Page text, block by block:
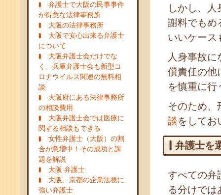
弁護士で大阪の民事事件
が得意な法律事務所
大阪の法律事務所
大阪で安心出来る弁護士
について
大阪弁護士会だけでな
く、兵庫弁護士会も新型コ
ロナウイルス関連の無料相
談
大阪府にある法律事務所
の相談費用
大阪弁護士会では医療に
関する相談もできる
女性弁護士（大阪）の割
合が急増中！その成功と課
題を解説
大阪 弁護士
大阪、京都の企業法務に
強い弁護士
しかし、
謝料でもめ
いいケース
人身事故に
償責任の他
を慎重に行
そのため、
談をしてお
弁護士を
すべての弁
る分けでは